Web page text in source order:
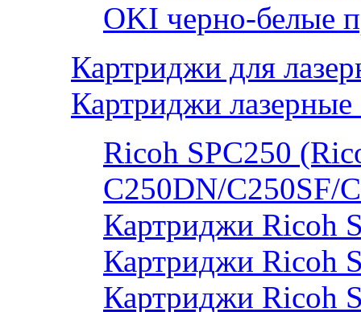
OKI черно-белые
Картриджи для
Картриджи
Ricoh SPC250
C250DN/C250SF/
Картриджи Ricoh
Картриджи Ricoh
Картриджи Ricoh